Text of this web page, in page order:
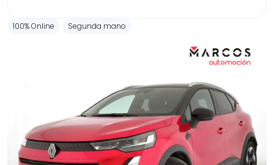
100% Online Segunda mano